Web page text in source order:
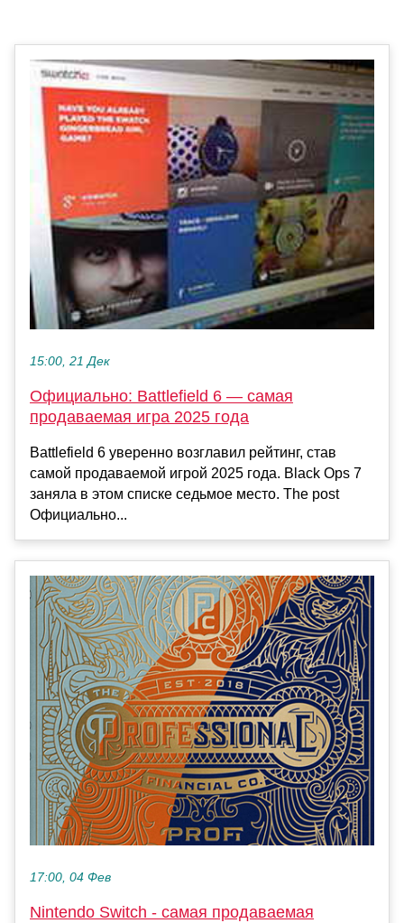
15:00, 21 Дек
Официально: Battlefield 6 — самая
продаваемая игра 2025 года
Battlefield 6 уверенно возглавил рейтинг, став
самой продаваемой игрой 2025 года. Black Ops 7
заняла в этом списке седьмое место. The post
Официально...
17:00, 04 Фев
Nintendo Switch - самая продаваемая